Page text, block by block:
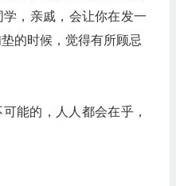
，亲戚，会让你在发一
的时候，觉得有所顾忌
能的，人人都会在乎，